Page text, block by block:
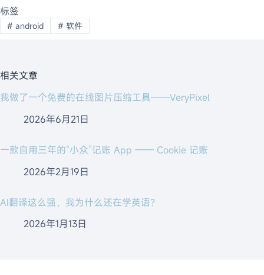
标签
# android # 软件
相关文章
我做了一个免费的在线图片压缩工具——VeryPixel
2026年6月21日
一款自用三年的“小众”记账 App —— Cookie 记账
2026年2月19日
AI翻译这么强，我为什么还在学英语？
2026年1月13日